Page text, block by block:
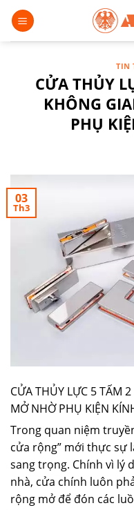
Chuyển
đến
nội
TIN
CỬA THỦY
KHÔNG
PHỤ
03
Th3
CỬA THỦY LỰC 5 TẤM
MỞ NHỜ PHỤ KIỆN
Trong quan niệm
cửa rộng” mới thực sự
sang trọng. Chính vì lý
nhà, cửa chính luôn
rộng mở để đón các